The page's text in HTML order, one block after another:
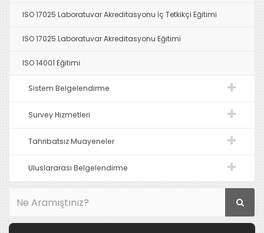
ISO 17025 Laboratuvar Akreditasyonu İç Tetkikçi Eğitimi
ISO 17025 Laboratuvar Akreditasyonu Eğitimi
ISO 14001 Eğitimi
Sistem Belgelendirme
Survey Hizmetleri
Tahribatsız Muayeneler
Uluslararası Belgelendirme